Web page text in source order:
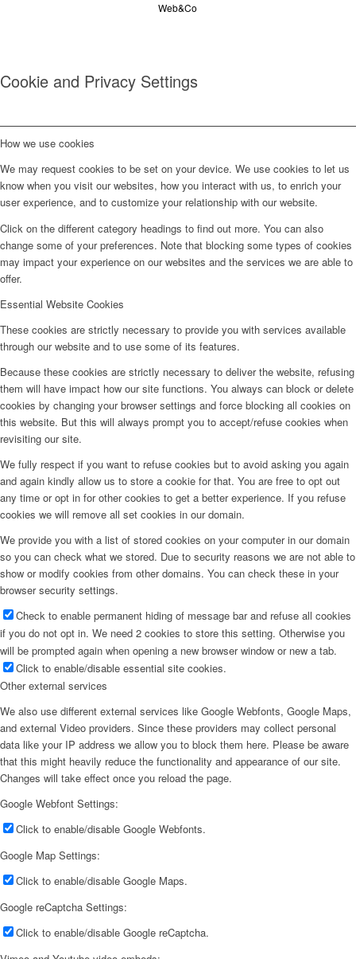
Web&Co
Cookie and Privacy Settings
How we use cookies
We may request cookies to be set on your device. We use cookies to let us
know when you visit our websites, how you interact with us, to enrich your
user experience, and to customize your relationship with our website.
Click on the different category headings to find out more. You can also
change some of your preferences. Note that blocking some types of cookies
may impact your experience on our websites and the services we are able to
offer.
Essential Website Cookies
These cookies are strictly necessary to provide you with services available
through our website and to use some of its features.
Because these cookies are strictly necessary to deliver the website, refusing
them will have impact how our site functions. You always can block or delete
cookies by changing your browser settings and force blocking all cookies on
this website. But this will always prompt you to accept/refuse cookies when
revisiting our site.
We fully respect if you want to refuse cookies but to avoid asking you again
and again kindly allow us to store a cookie for that. You are free to opt out
any time or opt in for other cookies to get a better experience. If you refuse
cookies we will remove all set cookies in our domain.
We provide you with a list of stored cookies on your computer in our domain
so you can check what we stored. Due to security reasons we are not able to
show or modify cookies from other domains. You can check these in your
browser security settings.
Check to enable permanent hiding of message bar and refuse all cookies
if you do not opt in. We need 2 cookies to store this setting. Otherwise you
will be prompted again when opening a new browser window or new a tab.
Click to enable/disable essential site cookies.
Other external services
We also use different external services like Google Webfonts, Google Maps,
and external Video providers. Since these providers may collect personal
data like your IP address we allow you to block them here. Please be aware
that this might heavily reduce the functionality and appearance of our site.
Changes will take effect once you reload the page.
Google Webfont Settings:
Click to enable/disable Google Webfonts.
Google Map Settings:
Click to enable/disable Google Maps.
Google reCaptcha Settings:
Click to enable/disable Google reCaptcha.